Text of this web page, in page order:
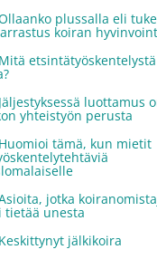
plussalla eli
koiran
luottamus
yhteistyön perusta
tämä, kun mietit
jotka
tietää unesta
jälkikoira